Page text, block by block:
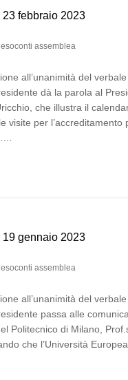
febbraio 2023
assemblea
all’unanimità del
dà la parola al
che illustra il
visite per l’accreditamento
19 gennaio 2023
assemblea
all’unanimità del
passa alle
Politecnico di Milano,
che l’Università